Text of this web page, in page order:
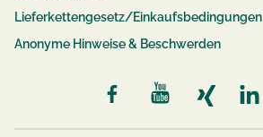
Lieferkettengesetz/Einkaufsbedingungen
Anonyme Hinweise & Beschwerden